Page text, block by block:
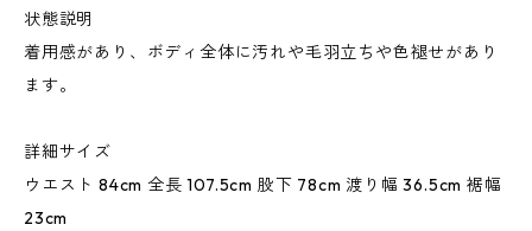
状態説明
着用感があり、ボディ全体に汚れや毛羽立ちや色褪せがあり
ます。
詳細サイズ
ウエスト 84cm 全長 107.5cm 股下 78cm 渡り幅 36.5cm 裾幅
23cm